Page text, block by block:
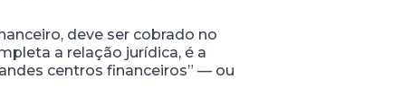
deve ser cobrado no
a relação jurídica, é a
centros financeiros” — ou